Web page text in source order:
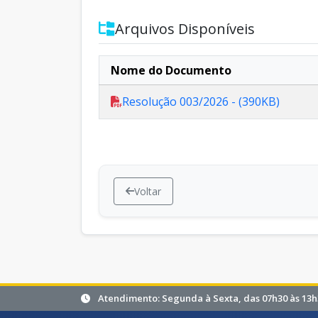
Arquivos Disponíveis
Nome do Documento
Resolução 003/2026 - (390KB)
Voltar
Atendimento: Segunda à Sexta, das 07h30 às